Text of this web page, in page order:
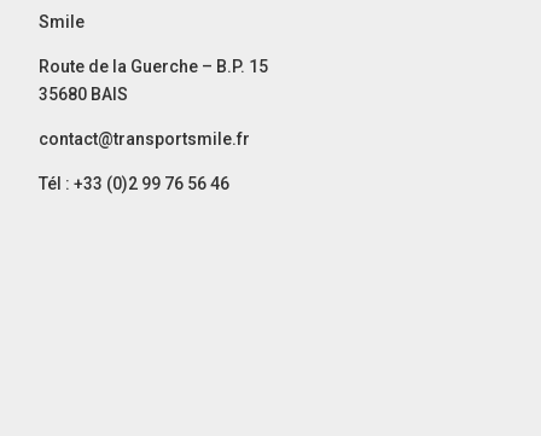
Smile
Route de la Guerche – B.P. 15
35680 BAIS
contact@transportsmile.fr
Tél : +33 (0)2 99 76 56 46